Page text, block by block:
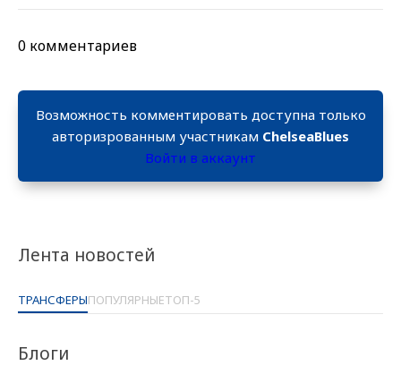
Лента новостей
ТРАНСФЕРЫПОПУЛЯРНЫЕТОП-5
Блоги
0 комментариев
Возможность комментировать доступна только
авторизрованным участникам ChelseaBlues
Войти в аккаунт